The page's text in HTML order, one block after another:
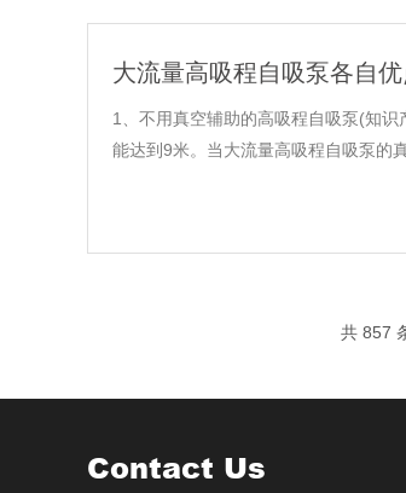
大流量高吸程自吸泵各自
1、不用真空辅助的高吸程自吸泵(知
能达到9米。当大流量高吸程自吸泵的
共 857
Contact Us